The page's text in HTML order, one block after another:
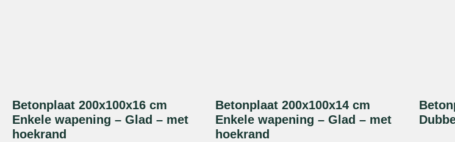
Betonplaat 200x100x16 cm
Enkele wapening – Glad – met
hoekrand
Betonplaat 200x100x14 cm
Enkele wapening – Glad – met
hoekrand